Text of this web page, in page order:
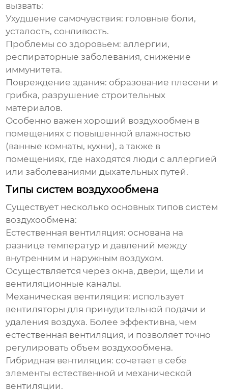
вызвать:
Ухудшение самочувствия: головные боли,
усталость, сонливость.
Проблемы со здоровьем: аллергии,
респираторные заболевания, снижение
иммунитета.
Повреждение здания: образование плесени и
грибка, разрушение строительных
материалов.
Особенно важен хороший воздухообмен в
помещениях с повышенной влажностью
(ванные комнаты, кухни), а также в
помещениях, где находятся люди с аллергией
или заболеваниями дыхательных путей.
Типы систем воздухообмена
Существует несколько основных типов систем
воздухообмена:
Естественная вентиляция: основана на
разнице температур и давлений между
внутренним и наружным воздухом.
Осуществляется через окна, двери, щели и
вентиляционные каналы.
Механическая вентиляция: использует
вентиляторы для принудительной подачи и
удаления воздуха. Более эффективна, чем
естественная вентиляция, и позволяет точно
регулировать объем воздухообмена.
Гибридная вентиляция: сочетает в себе
элементы естественной и механической
вентиляции.